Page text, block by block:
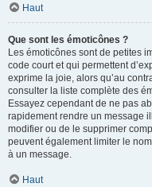
Haut
Que sont les émoticônes ?
Les émoticônes sont de petites
code court et qui permettent
exprime la joie, alors qu’au
consulter la liste complète des
Essayez cependant de ne pas
rapidement rendre un message
modifier ou de le supprimer
peuvent également limiter le
à un message.
Haut